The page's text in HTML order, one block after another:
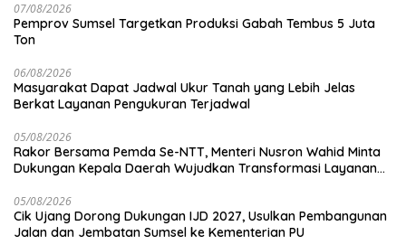
07/08/2026
Pemprov Sumsel Targetkan Produksi Gabah Tembus 5 Juta
Ton
06/08/2026
Masyarakat Dapat Jadwal Ukur Tanah yang Lebih Jelas
Berkat Layanan Pengukuran Terjadwal
05/08/2026
Rakor Bersama Pemda Se-NTT, Menteri Nusron Wahid Minta
Dukungan Kepala Daerah Wujudkan Transformasi Layanan
05/08/2026
Cik Ujang Dorong Dukungan IJD 2027, Usulkan Pembangunan
Jalan dan Jembatan Sumsel ke Kementerian PU